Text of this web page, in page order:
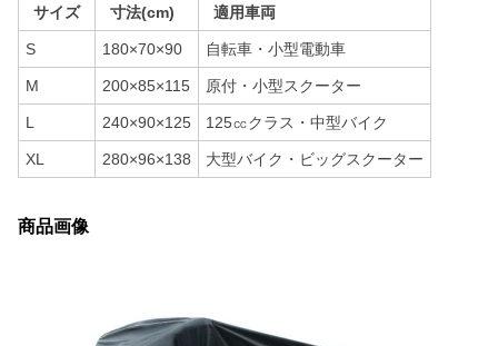
サイズ 寸法(cm) 適用車両
S 180×70×90 自転車・小型電動車
M 200×85×115 原付・小型スクーター
L 240×90×125 125㏄クラス・中型バイク
XL 280×96×138 大型バイク・ビッグスクーター
商品画像